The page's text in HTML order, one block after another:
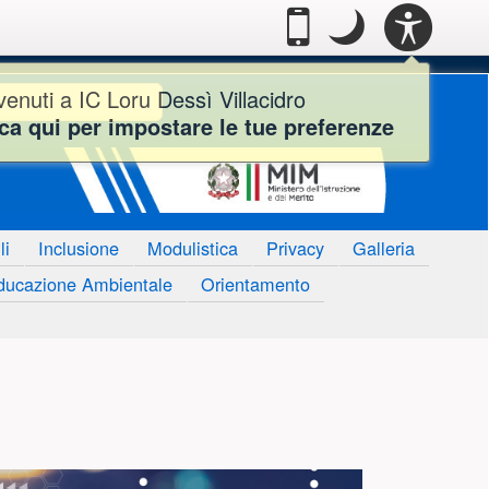
Casella
Mobile
.Passa allaModo
notte
Modo notte:
a IC Loru Dessì Villacidro
qui per impostare le tue preferenze
Villacidro -
Inclusione Modulistica Privacy
Galleria
Ambientale
Orientamento